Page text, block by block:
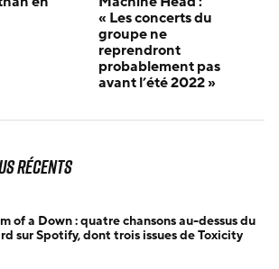
« Les concerts du
groupe ne
reprendront
probablement pas
avant l’été 2022 »
récents
of a Down : quatre chansons au-dessus du
sur Spotify, dont trois issues de Toxicity